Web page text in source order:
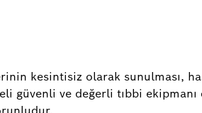
kesintisiz olarak sunulması,
güvenli ve değerli tıbbi